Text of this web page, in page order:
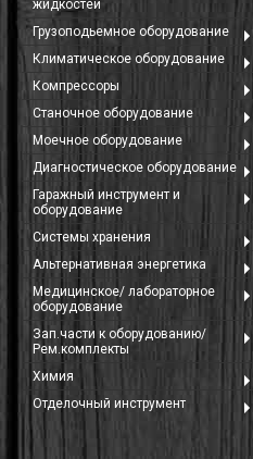
жидкостей
Грузоподьемное оборудование
Климатическое оборудование
Компрессоры
Станочное оборудование
Моечное оборудование
Диагностическое оборудование
Гаражный инструмент и
оборудование
Системы хранения
Альтернативная энергетика
Медицинское/ лабораторное
оборудование
Зап.части к оборудованию/
Рем.комплекты
Химия
Отделочный инструмент